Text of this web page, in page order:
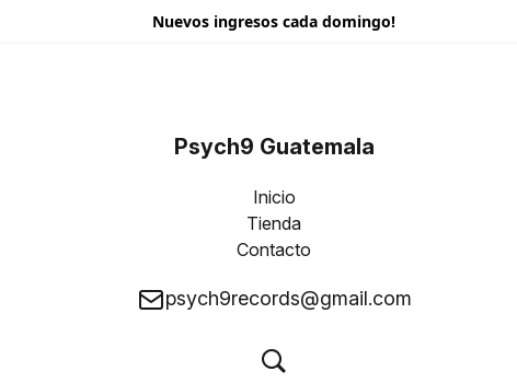
Nuevos ingresos cada domingo!
Psych9 Guatemala
Inicio
Tienda
Contacto
psych9records@gmail.com